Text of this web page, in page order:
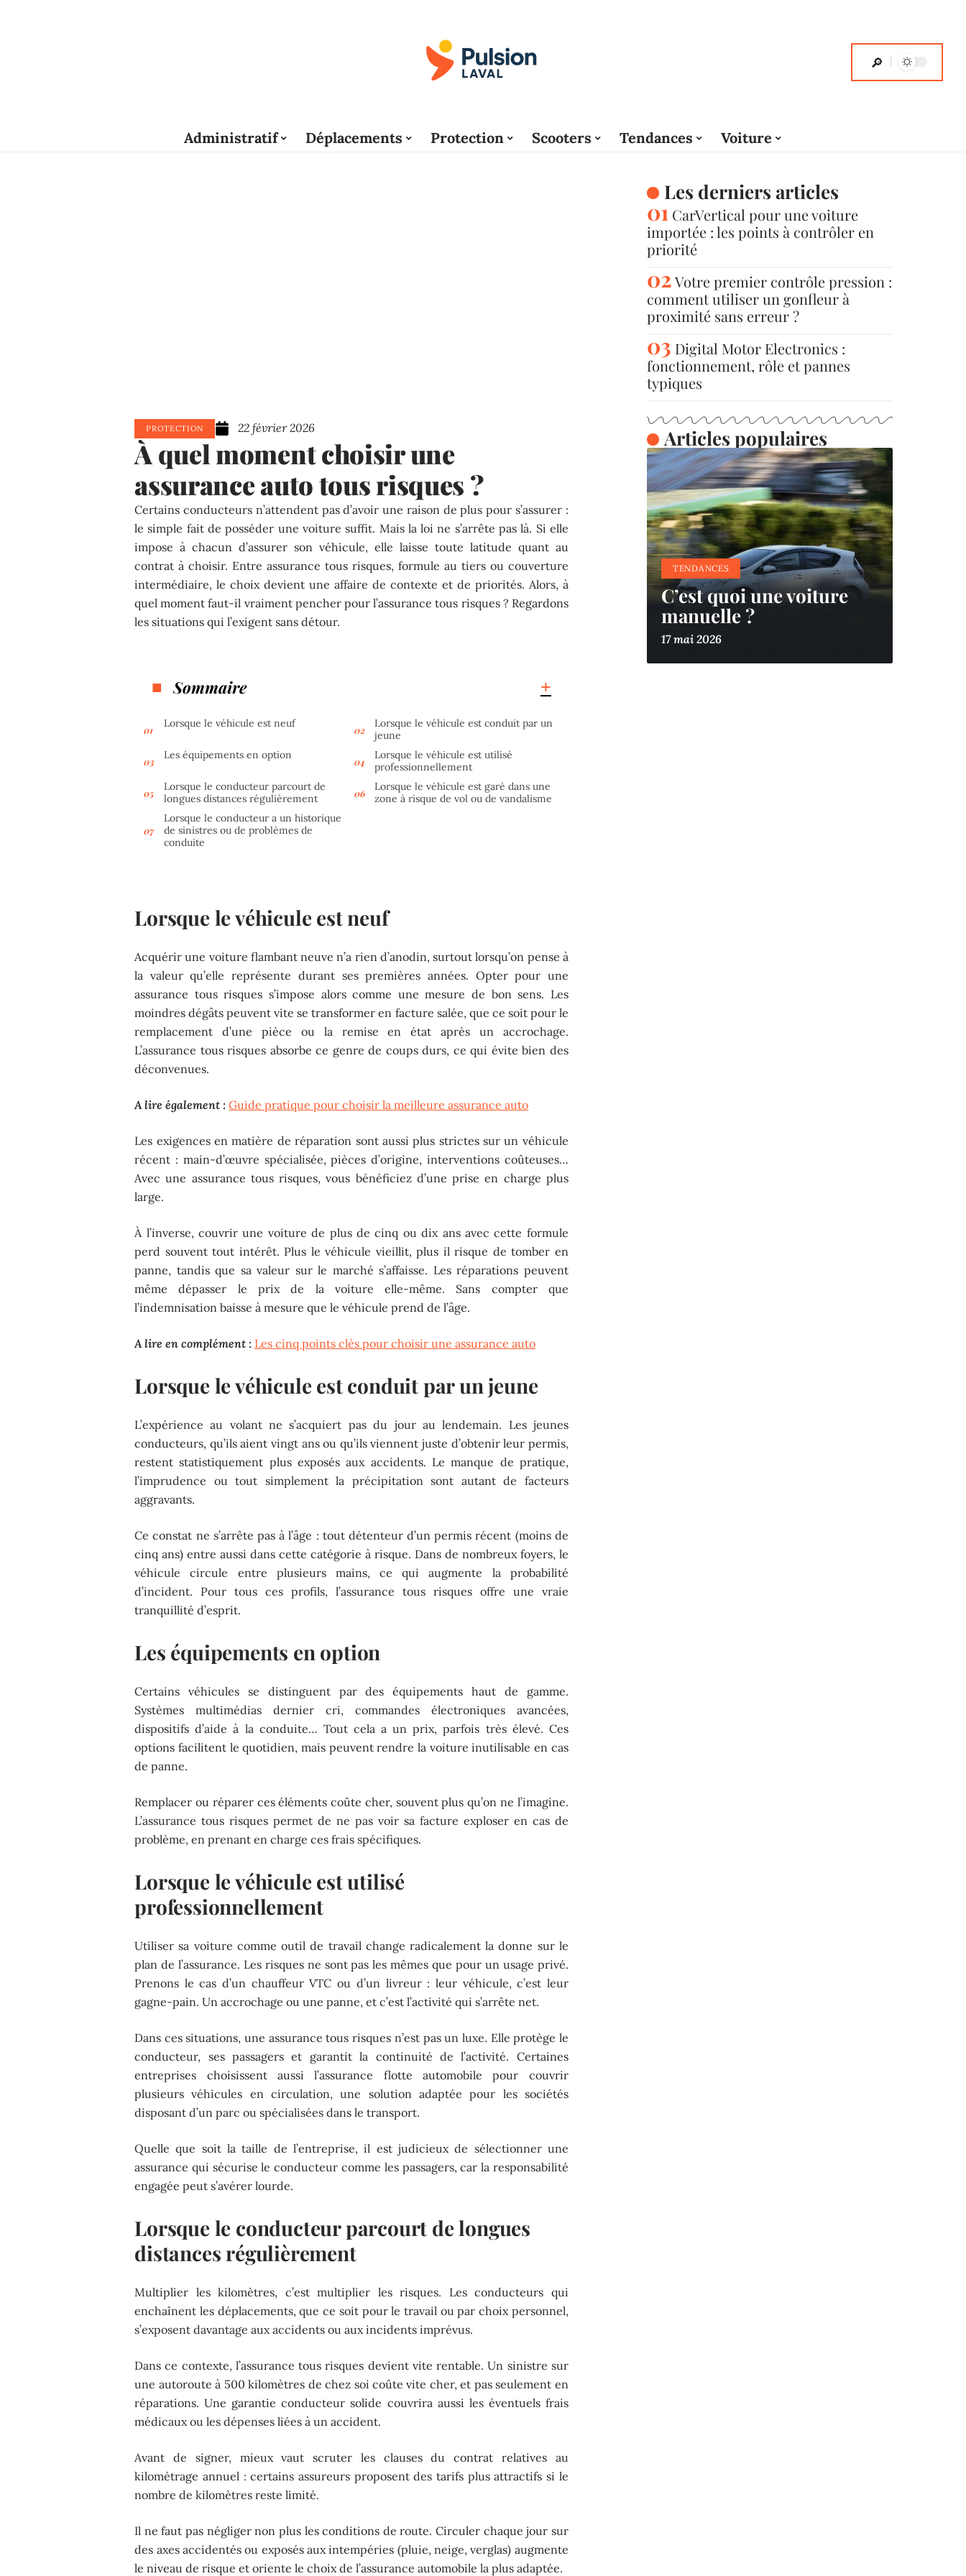
Administratif Déplacements Protection Scooters Tendances Voiture
PROTECTION 22 février 2026
À quel moment choisir une
assurance auto tous risques ?
Certains conducteurs n’attendent pas d’avoir une raison de plus pour s’assurer :
le simple fait de posséder une voiture suffit. Mais la loi ne s’arrête pas là. Si elle
impose à chacun d’assurer son véhicule, elle laisse toute latitude quant au
contrat à choisir. Entre assurance tous risques, formule au tiers ou couverture
intermédiaire, le choix devient une affaire de contexte et de priorités. Alors, à
quel moment faut-il vraiment pencher pour l’assurance tous risques ? Regardons
les situations qui l’exigent sans détour.
Sommaire
Lorsque le véhicule est neuf
Lorsque le véhicule est conduit par un
jeune
Les équipements en option
Lorsque le véhicule est utilisé
professionnellement
Lorsque le conducteur parcourt de
longues distances régulièrement
Lorsque le véhicule est garé dans une
zone à risque de vol ou de vandalisme
Lorsque le conducteur a un historique
de sinistres ou de problèmes de
conduite
Lorsque le véhicule est neuf
Acquérir une voiture flambant neuve n’a rien d’anodin, surtout lorsqu’on pense à
la valeur qu’elle représente durant ses premières années. Opter pour une
assurance tous risques s’impose alors comme une mesure de bon sens. Les
moindres dégâts peuvent vite se transformer en facture salée, que ce soit pour le
remplacement d’une pièce ou la remise en état après un accrochage.
L’assurance tous risques absorbe ce genre de coups durs, ce qui évite bien des
déconvenues.
A lire également : Guide pratique pour choisir la meilleure assurance auto
Les exigences en matière de réparation sont aussi plus strictes sur un véhicule
récent : main-d’œuvre spécialisée, pièces d’origine, interventions coûteuses…
Avec une assurance tous risques, vous bénéficiez d’une prise en charge plus
large.
À l’inverse, couvrir une voiture de plus de cinq ou dix ans avec cette formule
perd souvent tout intérêt. Plus le véhicule vieillit, plus il risque de tomber en
panne, tandis que sa valeur sur le marché s’affaisse. Les réparations peuvent
même dépasser le prix de la voiture elle-même. Sans compter que
l’indemnisation baisse à mesure que le véhicule prend de l’âge.
A lire en complément : Les cinq points clés pour choisir une assurance auto
Lorsque le véhicule est conduit par un jeune
L’expérience au volant ne s’acquiert pas du jour au lendemain. Les jeunes
conducteurs, qu’ils aient vingt ans ou qu’ils viennent juste d’obtenir leur permis,
restent statistiquement plus exposés aux accidents. Le manque de pratique,
l’imprudence ou tout simplement la précipitation sont autant de facteurs
aggravants.
Ce constat ne s’arrête pas à l’âge : tout détenteur d’un permis récent (moins de
cinq ans) entre aussi dans cette catégorie à risque. Dans de nombreux foyers, le
véhicule circule entre plusieurs mains, ce qui augmente la probabilité
d’incident. Pour tous ces profils, l’assurance tous risques offre une vraie
tranquillité d’esprit.
Les équipements en option
Certains véhicules se distinguent par des équipements haut de gamme.
Systèmes multimédias dernier cri, commandes électroniques avancées,
dispositifs d’aide à la conduite… Tout cela a un prix, parfois très élevé. Ces
options facilitent le quotidien, mais peuvent rendre la voiture inutilisable en cas
de panne.
Remplacer ou réparer ces éléments coûte cher, souvent plus qu’on ne l’imagine.
L’assurance tous risques permet de ne pas voir sa facture exploser en cas de
problème, en prenant en charge ces frais spécifiques.
Lorsque le véhicule est utilisé
professionnellement
Utiliser sa voiture comme outil de travail change radicalement la donne sur le
plan de l’assurance. Les risques ne sont pas les mêmes que pour un usage privé.
Prenons le cas d’un chauffeur VTC ou d’un livreur : leur véhicule, c’est leur
gagne-pain. Un accrochage ou une panne, et c’est l’activité qui s’arrête net.
Dans ces situations, une assurance tous risques n’est pas un luxe. Elle protège le
conducteur, ses passagers et garantit la continuité de l’activité. Certaines
entreprises choisissent aussi l’assurance flotte automobile pour couvrir
plusieurs véhicules en circulation, une solution adaptée pour les sociétés
disposant d’un parc ou spécialisées dans le transport.
Quelle que soit la taille de l’entreprise, il est judicieux de sélectionner une
assurance qui sécurise le conducteur comme les passagers, car la responsabilité
engagée peut s’avérer lourde.
Lorsque le conducteur parcourt de longues
distances régulièrement
Multiplier les kilomètres, c’est multiplier les risques. Les conducteurs qui
enchaînent les déplacements, que ce soit pour le travail ou par choix personnel,
s’exposent davantage aux accidents ou aux incidents imprévus.
Dans ce contexte, l’assurance tous risques devient vite rentable. Un sinistre sur
une autoroute à 500 kilomètres de chez soi coûte vite cher, et pas seulement en
réparations. Une garantie conducteur solide couvrira aussi les éventuels frais
médicaux ou les dépenses liées à un accident.
Avant de signer, mieux vaut scruter les clauses du contrat relatives au
kilométrage annuel : certains assureurs proposent des tarifs plus attractifs si le
nombre de kilomètres reste limité.
Il ne faut pas négliger non plus les conditions de route. Circuler chaque jour sur
des axes accidentés ou exposés aux intempéries (pluie, neige, verglas) augmente
le niveau de risque et oriente le choix de l’assurance automobile la plus adaptée.
Les derniers articles
CarVertical pour une voiture
importée : les points à contrôler en
priorité
Votre premier contrôle pression :
comment utiliser un gonfleur à
proximité sans erreur ?
Digital Motor Electronics :
fonctionnement, rôle et pannes
typiques
Articles populaires
TENDANCES
C’est quoi une voiture
manuelle ?
17 mai 2026